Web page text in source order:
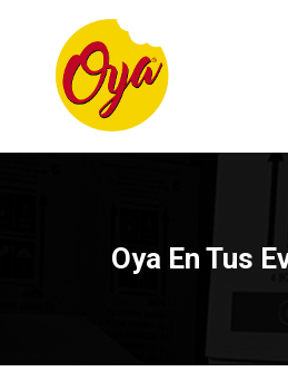
Oya En Tus